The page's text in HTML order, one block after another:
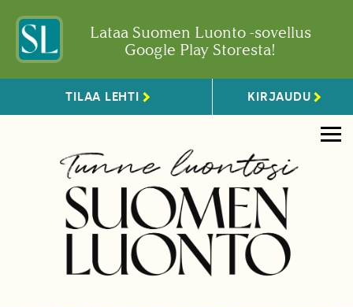
Lataa Suomen Luonto -sovellus
Google Play Storesta!
TILAA LEHTI KIRJAUDU